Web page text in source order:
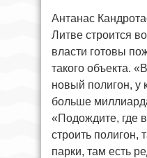
Антанас
Литве строится
власти готовы
такого объекта.
новый полигон, у
больше
«Подождите, где
строить
парки, там есть